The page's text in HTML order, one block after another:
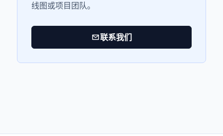
线图或项目团队。
联系我们